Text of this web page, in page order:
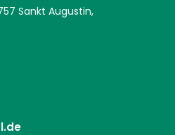
Sankt Augustin,